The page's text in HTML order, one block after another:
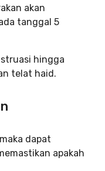
akan
tanggal 5
hingga
telat haid.
dapat
apakah